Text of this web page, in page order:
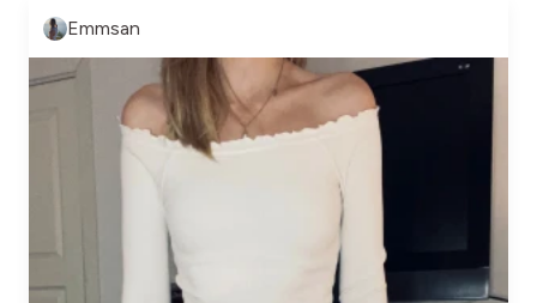
Emmsan